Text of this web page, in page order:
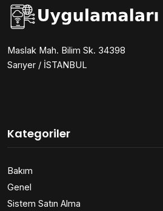
Maslak Mah. Bilim Sk. 34398
Sarıyer / İSTANBUL
Kategoriler
Bakım
Genel
Sistem Satın Alma